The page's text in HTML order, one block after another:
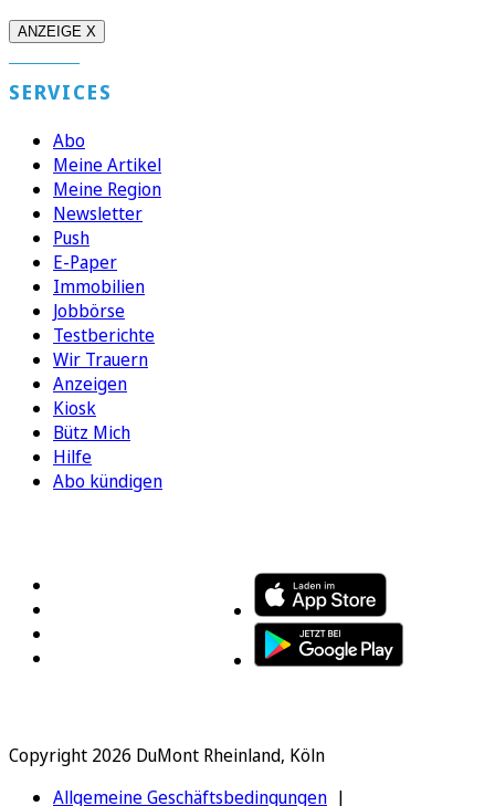
ANZEIGE X
SERVICES
Abo
Meine Artikel
Meine Region
Newsletter
Push
E-Paper
Immobilien
Jobbörse
Testberichte
Wir Trauern
Anzeigen
Kiosk
Bütz Mich
Hilfe
Abo kündigen
Copyright 2026 DuMont Rheinland, Köln
Allgemeine Geschäftsbedingungen